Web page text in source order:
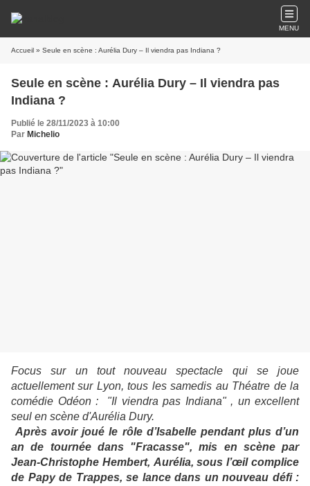
MENU
Accueil » Seule en scène : Aurélia Dury – Il viendra pas Indiana ?
Seule en scène : Aurélia Dury – Il viendra pas
Indiana ?
Publié le 28/11/2023 à 10:00
Par Michelio
Focus sur un tout nouveau spectacle qui se joue
actuellement sur Lyon, tous les samedis au Théatre de la
comédie Odéon: "Il viendra pas Indiana" , un excellent
seul en scène d'Aurélia Dury.
Après avoir joué le rôle d’Isabelle pendant plus d’un
an de tournée dans "Fracasse", mis en scène par
Jean-Christophe Hembert, Aurélia,sous l’œilcomplice
de Papy de Trappes, se lance dans un nouveau défi :